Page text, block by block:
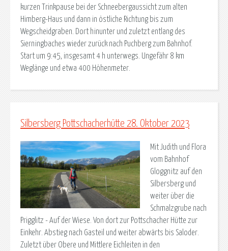
kurzen Trinkpause bei der Schneebergaussicht zum alten
Himberg-Haus und dann in östliche Richtung bis zum
Wegscheidgraben. Dort hinunter und zuletzt entlang des
Sierningbaches wieder zurück nach Puchberg zum Bahnhof.
Start um 9:45, insgesamt 4 h unterwegs. Ungefähr 8 km
Weglänge und etwa 400 Höhenmeter.
Silbersberg Pottschacherhütte 28. Oktober 2023
Mit Judith und Flora
vom Bahnhof
Gloggnitz auf den
Silbersberg und
weiter über die
Schmalzgrube nach
Prigglitz - Auf der Wiese. Von dort zur Pottschacher Hütte zur
Einkehr. Abstieg nach Gasteil und weiter abwärts bis Saloder.
Zuletzt über Obere und Mittlere Eichleiten in den